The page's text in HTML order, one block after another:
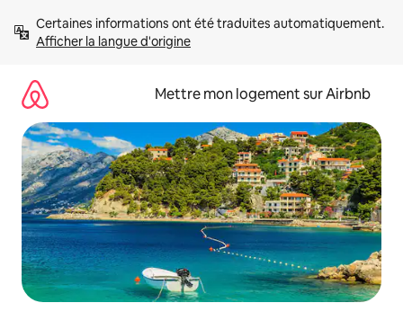
directement
Afficher la langue d'origine
Mettre mon logement sur Airbnb